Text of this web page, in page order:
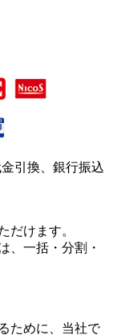
引換、銀行振込
だけます。
、一括・分割・
ために、当社で